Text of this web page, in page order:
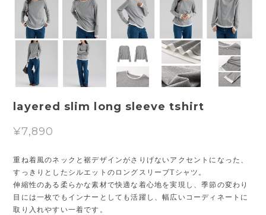
layered slim long sleeve tshirt
¥7,890
重ね着風のネックと裾デザインがさりげないアクセントになった、
すっきりとしたシルエットのロングスリーブTシャツ。
伸縮性のある柔らかな素材で快適な着心地を実現し、季節の変わり
目には一枚でもインナーとしても活躍し、幅広いコーディネートに
取り入れやすい一着です。